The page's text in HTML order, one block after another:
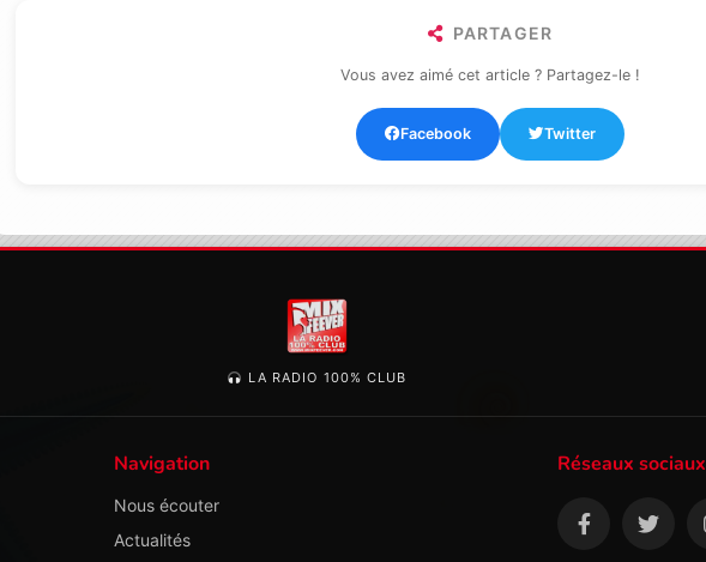
PARTAGER
Vous avez aimé cet article ? Partagez-le !
Facebook Twitter
LA RADIO 100% CLUB
Navigation
Nous écouter
Actualités
Réseaux sociaux